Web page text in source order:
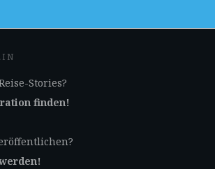
Stories?
finden!